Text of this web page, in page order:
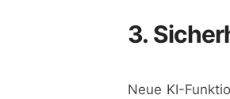
3.
Neue KI-